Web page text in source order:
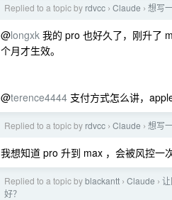
Replied to a topic by rdvcc › Claude › 想写
@longxk 我的 pro 也好久了，刚升了
个月才生效。
@terence4444 支付方式怎么讲，
Replied to a topic by rdvcc › Claude › 想写
我想知道 pro 升到 max ，会被风控一
Replied to a topic byblackantt › Claude ›
好？